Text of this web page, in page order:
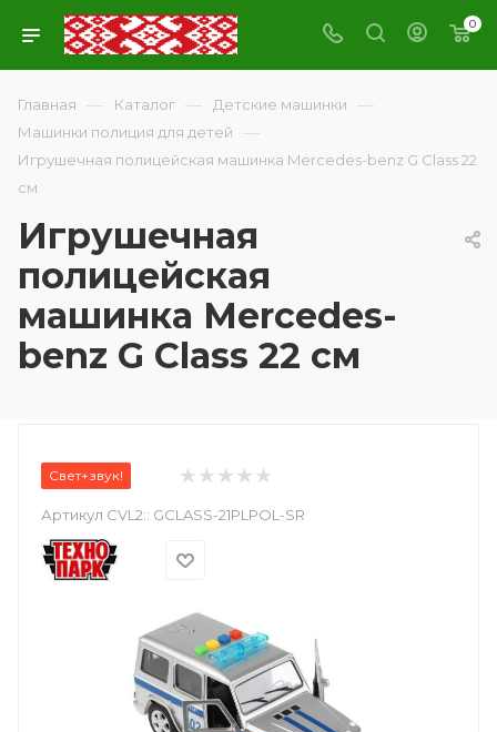
0
Главная — Каталог — Детские машинки —
Машинки полиция для детей —
Игрушечная полицейская машинка Mercedes-benz G Class 22
см
Игрушечная
полицейская
машинка Mercedes-
benz G Class 22 см
Свет+звук!
Артикул CVL2:: GCLASS-21PLPOL-SR